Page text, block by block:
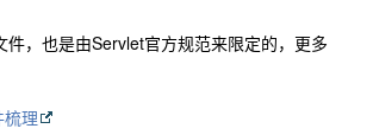
件，也是由Servlet官方规范来限定的，更多
理